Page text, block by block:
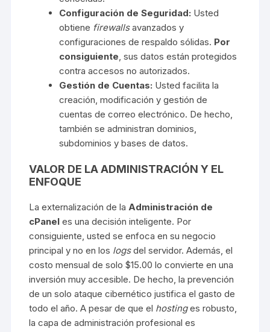
Configuración de Seguridad: Usted
obtiene firewallsavanzados y
configuraciones de respaldo sólidas. Por
consiguiente , sus datos están protegidos
contra accesos no autorizados.
Gestión de Cuentas: Usted facilita la
creación, modificación y gestión de
cuentas de correo electrónico. De hecho,
también se administran dominios,
subdominios y bases de datos.
VALOR DE LA ADMINISTRACIÓN Y EL
ENFOQUE
La externalización de la Administración de
cPanel es una decisión inteligente. Por
consiguiente, usted se enfoca en su negocio
principal y no en los logsdel servidor. Además, el
costo mensual de solo $15.00 lo convierte en una
inversión muy accesible. De hecho, la prevención
de un solo ataque cibernético justifica el gasto de
todo el año. A pesar de que el hostinges robusto,
la capa de administración profesional es